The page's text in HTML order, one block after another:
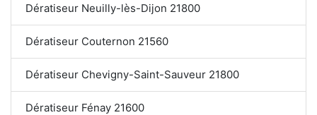
Dératiseur Neuilly-lès-Dijon 21800
Dératiseur Couternon 21560
Dératiseur Chevigny-Saint-Sauveur 21800
Dératiseur Fénay 21600